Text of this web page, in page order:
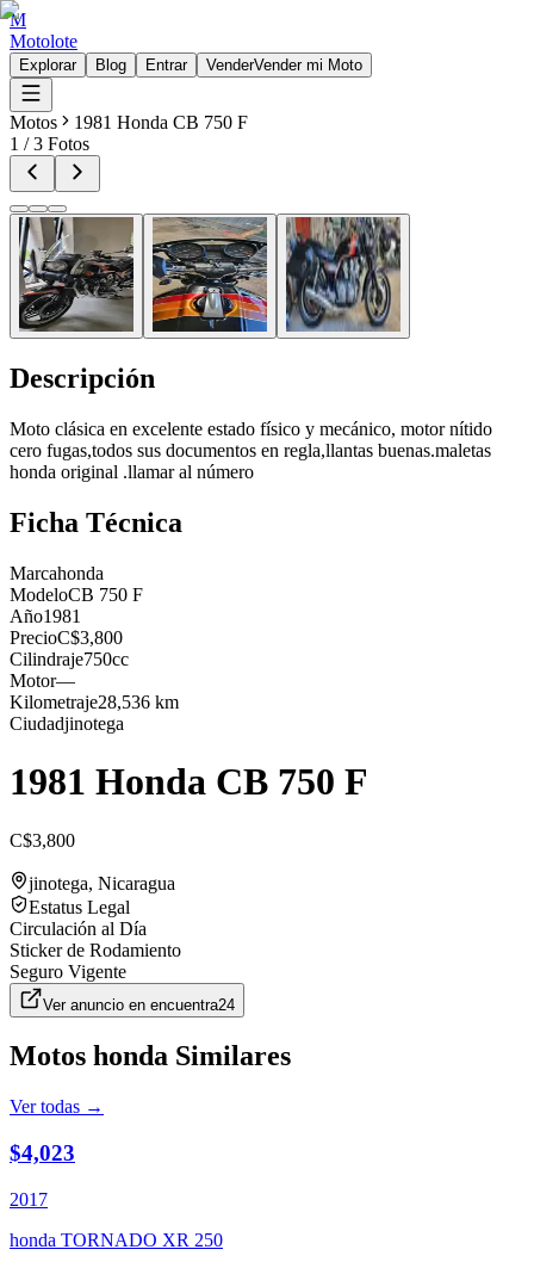
M
Motolote
Explorar Blog Entrar VenderVender mi Moto
Motos
1981 Honda CB 750 F
1 /3 Fotos
Descripción
Moto clásica en excelente estado físico y mecánico, motor nítido
cero fugas,todos sus documentos en regla,llantas buenas.maletas
honda original .llamar al número
Ficha Técnica
Marcahonda
ModeloCB 750 F
Año1981
PrecioC$3,800
Cilindraje750cc
Motor—
Kilometraje28,536 km
Ciudadjinotega
1981 Honda CB 750 F
C$3,800
jinotega, Nicaragua
Estatus Legal
Circulación al Día
Sticker de Rodamiento
Seguro Vigente
Ver anuncio en encuentra24
Motos honda Similares
Ver todas →
$4,023
2017
honda TORNADO XR 250